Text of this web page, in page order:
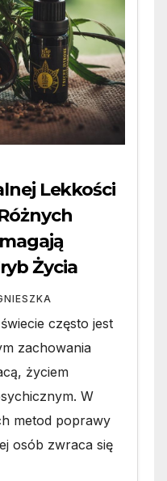
Lekkości
Życia
często jest
zachowania
życiem
W
metod poprawy
osób zwraca się